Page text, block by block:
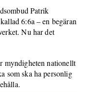
Patrik
6:6a – en begäran
Nu har det
myndigheten nationellt
som ska ha personlig